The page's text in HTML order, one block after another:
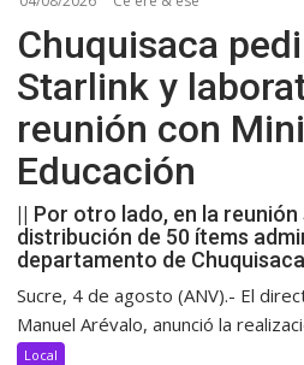
Chuquisaca
Starlink y
reunión con
Educación
|| Por otro lado, en la
distribución de 50 ítems
departamento de Chuquisaca
Sucre, 4 de agosto (ANV).- El
Manuel Arévalo, anunció la
Local